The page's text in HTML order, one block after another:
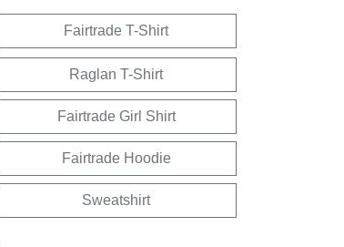
Fairtrade T-Shirt
Raglan T-Shirt
Fairtrade Girl Shirt
Fairtrade Hoodie
Sweatshirt